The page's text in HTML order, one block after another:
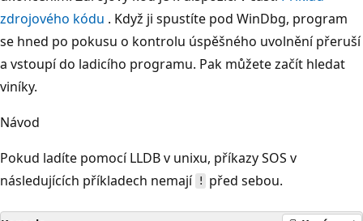
zdrojového kódu . Když ji spustíte pod WinDbg, program
se hned po pokusu o kontrolu úspěšného uvolnění přeruší
a vstoupí do ladicího programu. Pak můžete začít hledat
viníky.
Návod
Pokud ladíte pomocí LLDB v unixu, příkazy SOS v
následujících příkladech nemají ! před sebou.